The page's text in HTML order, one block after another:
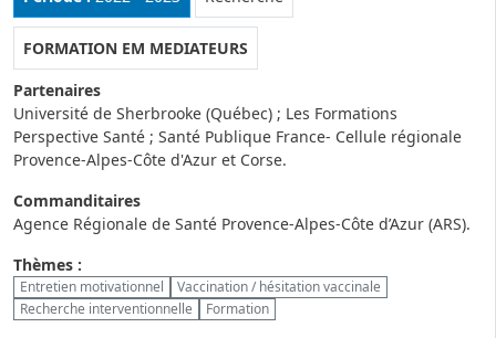
FORMATION EM MEDIATEURS
Partenaires
Université de Sherbrooke (Québec) ; Les Formations
Perspective Santé ; Santé Publique France- Cellule régionale
Provence-Alpes-Côte d'Azur et Corse.
Commanditaires
Agence Régionale de Santé Provence-Alpes-Côte d’Azur (ARS).
Thèmes :
Entretien motivationnel
Vaccination / hésitation vaccinale
Recherche interventionnelle
Formation